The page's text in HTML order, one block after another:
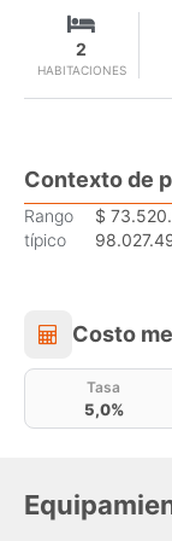
HABITACIONES
2
Contexto de
Rango
típico
$
Costo
Costo
Tasa
5,0%